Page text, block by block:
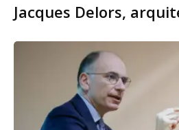
Jacques Delors,